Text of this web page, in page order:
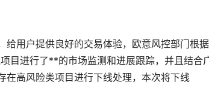
给用户提供良好的交易体验，欧意风控部门根据
目进行了**的市场监测和进展跟踪，并且结合
在高风险类项目进行下线处理，本次将下线